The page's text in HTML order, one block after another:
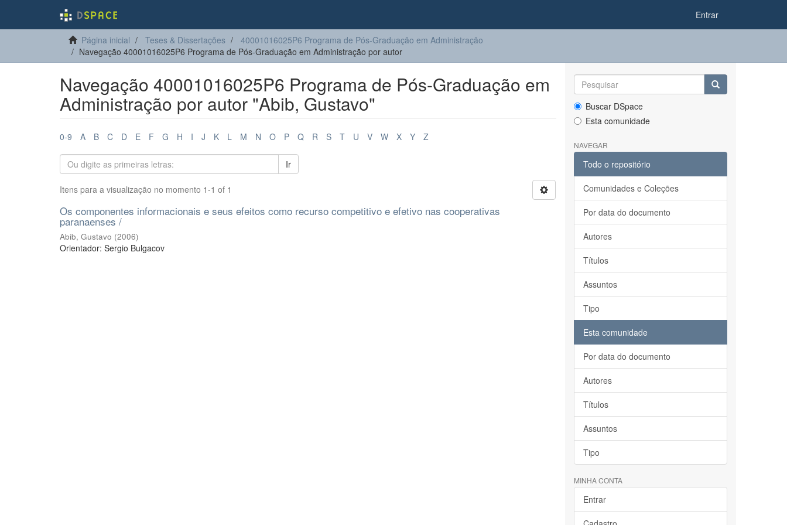
Entrar
Página inicial Teses & Dissertações
40001016025P6 Programa de Pós-Graduação em Administração
Navegação 40001016025P6 Programa de Pós-Graduação em Administração por autor
Navegação 40001016025P6 Programa de Pós-Graduação em
Administração por autor "Abib, Gustavo"
0-9 A B C D E F G H I J K L M N O P Q R S T U V W X Y Z
Ir
Itens para a visualização no momento 1-1 of 1
Os componentes informacionais e seus efeitos como recurso competitivo e efetivo nas cooperativas
paranaenses /
Abib, Gustavo (2006)
Orientador: Sergio Bulgacov
Buscar DSpace
Esta comunidade
NAVEGAR
Todo o repositório
Comunidades e Coleções
Por data do documento
Autores
Títulos
Assuntos
Tipo
Esta comunidade
Por data do documento
Autores
Títulos
Assuntos
Tipo
MINHA CONTA
Entrar